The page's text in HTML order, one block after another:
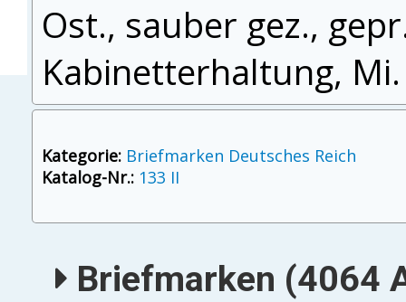
Ost., sauber gez.,
Kabinetterhaltung,
Kategorie: Briefmarken Deutsches Reich
Katalog-Nr.: 133 II
Briefmarken (4064